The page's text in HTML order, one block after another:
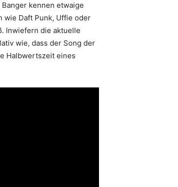
kennen etwaige
wie Daft Punk, Uffie oder
Inwiefern die aktuelle
wie, dass der Song der
Halbwertszeit eines